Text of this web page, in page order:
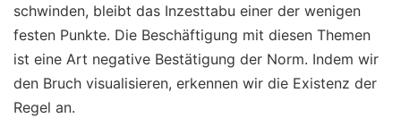
schwinden, bleibt das Inzesttabu einer der wenigen
festen Punkte. Die Beschäftigung mit diesen Themen
ist eine Art negative Bestätigung der Norm. Indem wir
den Bruch visualisieren, erkennen wir die Existenz der
Regel an.